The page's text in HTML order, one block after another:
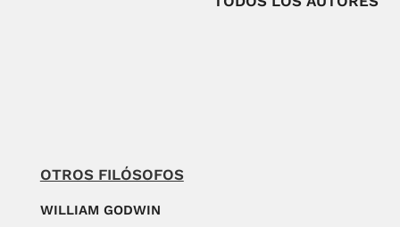
OTROS FILÓSOFOS
WILLIAM GODWIN